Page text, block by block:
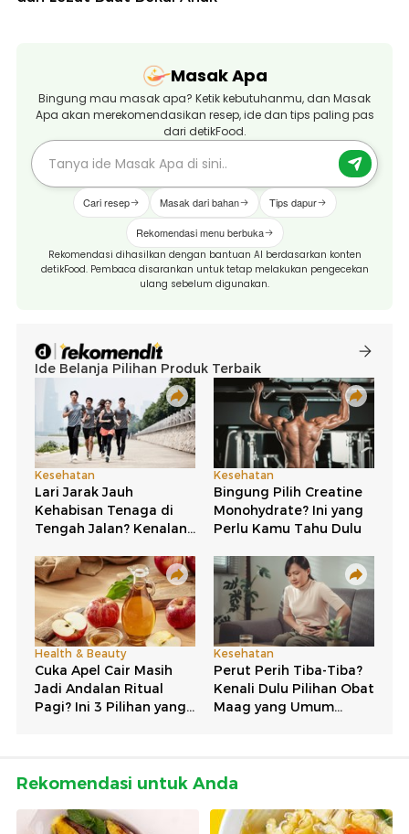
Masak Apa
Bingung mau masak apa? Ketik kebutuhanmu, dan Masak
Apa akan merekomendasikan resep, ide dan tips paling pas
dari detikFood.
Cari resep Masak dari bahan Tips dapur
Rekomendasi menu berbuka
Rekomendasi dihasilkan dengan bantuan AI berdasarkan konten
detikFood. Pembaca disarankan untuk tetap melakukan pengecekan
ulang sebelum digunakan.
Rekomendasi untuk Anda